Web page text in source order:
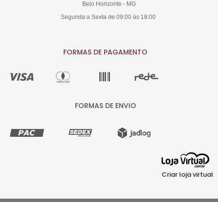
Belo Horizonte - MG
Segunda a Sexta de 09:00 ás 18:00
FORMAS DE PAGAMENTO
FORMAS DE ENVIO
Criar loja virtual